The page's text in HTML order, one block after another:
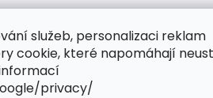
služeb, personalizaci reklam
cookie, které napomáhají
privacy/